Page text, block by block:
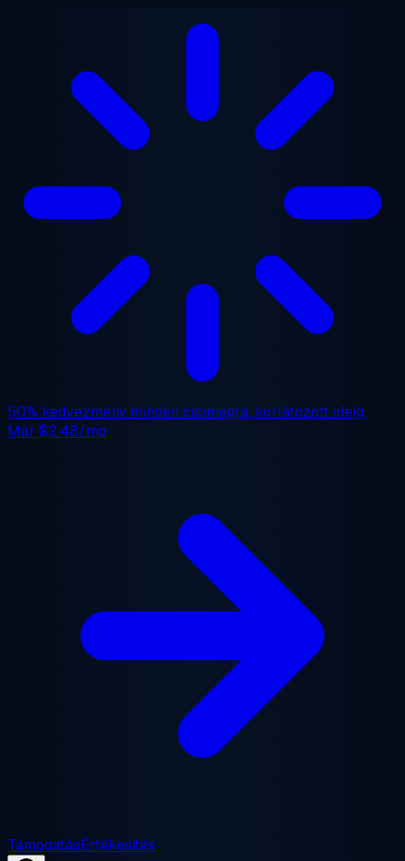
50% kedvezmény minden csomagra, korlátozott ideig.
Már $2.48/mo
TámogatásÉrtékesítés